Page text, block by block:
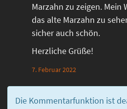
Marzahn zu zeigen. Mein
das alte Marzahn zu
sicher auch schön.
Herzliche Grüße!
7. Februar 2022
Die Kommentarfunktion ist